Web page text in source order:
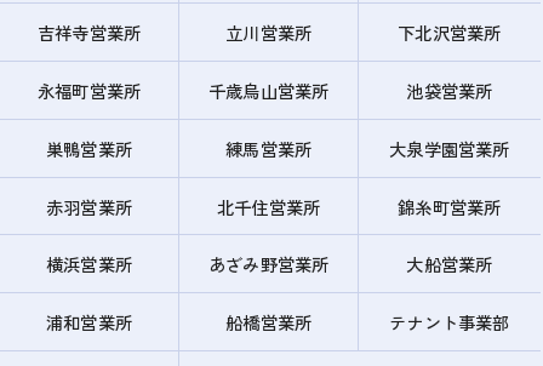
吉祥寺営業所 立川営業所 下北沢営業所
永福町営業所 千歳烏山営業所 池袋営業所
巣鴨営業所 練馬営業所 大泉学園営業所
赤羽営業所 北千住営業所 錦糸町営業所
横浜営業所 あざみ野営業所 大船営業所
浦和営業所 船橋営業所 テナント事業部